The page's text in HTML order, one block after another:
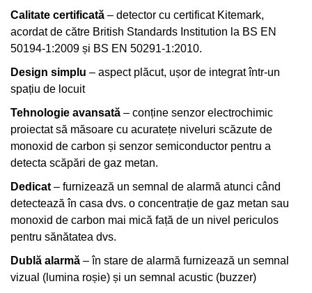
Calitate certificată – detector cu certificat Kitemark,
acordat de către British Standards Institution la BS EN
50194-1:2009 și BS EN 50291-1:2010.
Design simplu – aspect plăcut, ușor de integrat într-un
spațiu de locuit
Tehnologie avansată – conține senzor electrochimic
proiectat să măsoare cu acuratețe niveluri scăzute de
monoxid de carbon și senzor semiconductor pentru a
detecta scăpări de gaz metan.
Dedicat – furnizează un semnal de alarmă atunci când
detectează în casa dvs. o concentrație de gaz metan sau
monoxid de carbon mai mică față de un nivel periculos
pentru sănătatea dvs.
Dublă alarmă – în stare de alarmă furnizează un semnal
vizual (lumina roșie) și un semnal acustic (buzzer)